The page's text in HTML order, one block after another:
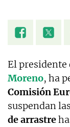
El presidente
Moreno, ha
Comisión
suspendan
de arrastre